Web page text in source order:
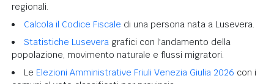
regionali.
Calcola il Codice Fiscale di una persona nata a Lusevera.
Statistiche Lusevera grafici con l'andamento della
popolazione, movimento naturale e flussi migratori.
Le Elezioni Amministrative Friuli Venezia Giulia 2026 con i